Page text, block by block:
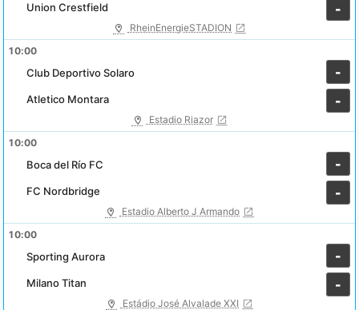
-
Union Crestfield
RheinEnergieSTADION
10:00
Club Deportivo Solaro
-
-
Atletico Montara
Estadio Riazor
10:00
Boca del Río FC
-
-
FC Nordbridge
Estadio Alberto J Armando
10:00
Sporting Aurora
-
-
Milano Titan
Estádio José Alvalade XXI